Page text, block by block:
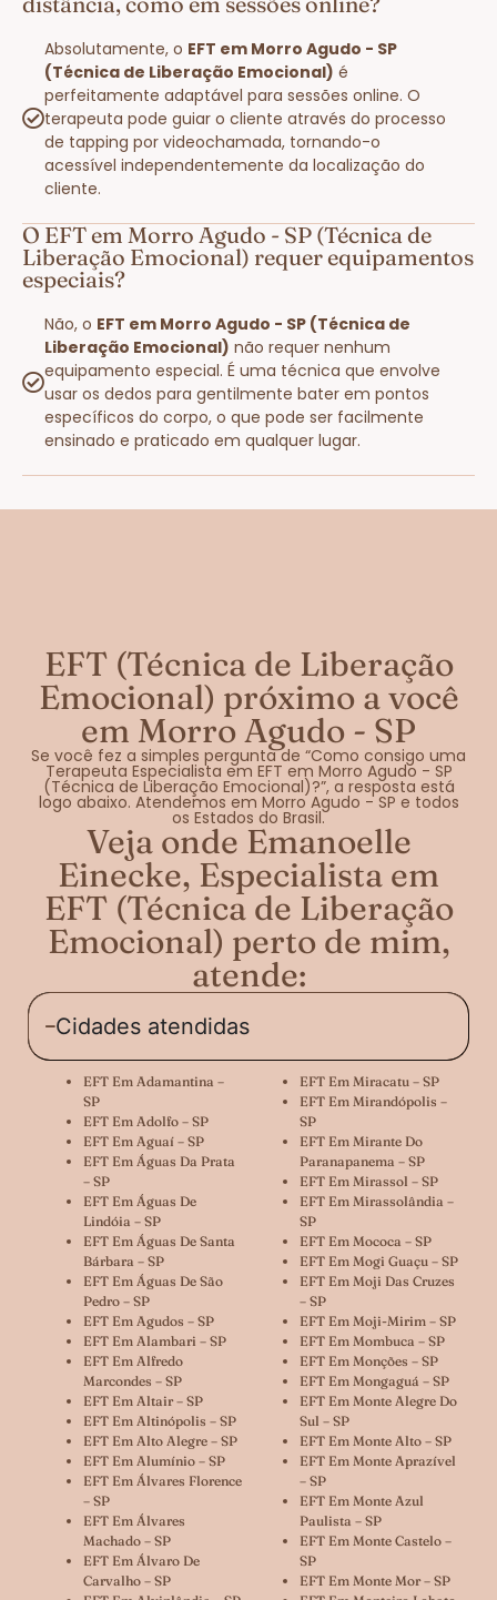
Absolutamente, o EFT em Morro Agudo - SP
(Técnica de Liberação Emocional) é
perfeitamente adaptável para sessões online. O
terapeuta pode guiar o cliente através do processo
de tapping por videochamada, tornando-o
acessível independentemente da localização do
cliente.
O EFT em Morro Agudo - SP (Técnica de
Liberação Emocional) requer equipamentos
especiais?
Não, o EFT em Morro Agudo - SP (Técnica de
Liberação Emocional) não requer nenhum
equipamento especial. É uma técnica que envolve
usar os dedos para gentilmente bater em pontos
específicos do corpo, o que pode ser facilmente
ensinado e praticado em qualquer lugar.
EFT (Técnica de Liberação
Emocional) próximo a você
em Morro Agudo - SP
Se você fez a simples pergunta de “Como consigo uma
Terapeuta Especialista em EFT em Morro Agudo - SP
(Técnica de Liberação Emocional)?”, a resposta está
logo abaixo. Atendemos em Morro Agudo - SP e todos
os Estados do Brasil.
Veja onde Emanoelle
Einecke, Especialista em
EFT (Técnica de Liberação
Emocional) perto de mim,
atende:
Cidades atendidas
EFT Em Adamantina –
SP
EFT Em Adolfo – SP
EFT Em Aguaí – SP
EFT Em Águas Da Prata
– SP
EFT Em Águas De
Lindóia – SP
EFT Em Águas De Santa
Bárbara – SP
EFT Em Águas De São
Pedro – SP
EFT Em Agudos – SP
EFT Em Alambari – SP
EFT Em Alfredo
Marcondes – SP
EFT Em Altair – SP
EFT Em Altinópolis – SP
EFT Em Alto Alegre – SP
EFT Em Alumínio – SP
EFT Em Álvares Florence
– SP
EFT Em Álvares
Machado – SP
EFT Em Álvaro De
Carvalho – SP
EFT Em Miracatu – SP
EFT Em Mirandópolis –
SP
EFT Em Mirante Do
Paranapanema – SP
EFT Em Mirassol – SP
EFT Em Mirassolândia –
SP
EFT Em Mococa – SP
EFT Em Mogi Guaçu – SP
EFT Em Moji Das Cruzes
– SP
EFT Em Moji-Mirim – SP
EFT Em Mombuca – SP
EFT Em Monções – SP
EFT Em Mongaguá – SP
EFT Em Monte Alegre Do
Sul – SP
EFT Em Monte Alto – SP
EFT Em Monte Aprazível
– SP
EFT Em Monte Azul
Paulista – SP
EFT Em Monte Castelo –
SP
EFT Em Monte Mor – SP